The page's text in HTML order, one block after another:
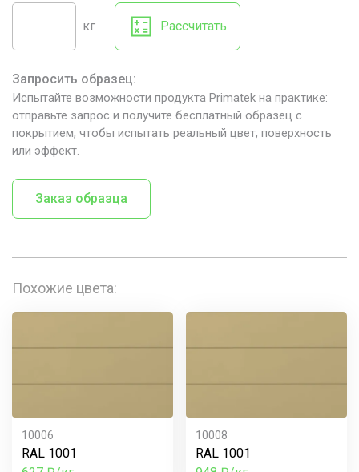
кг Рассчитать
Запросить образец:
Испытайте возможности продукта Primatek на практике:
отправьте запрос и получите бесплатный образец с
покрытием, чтобы испытать реальный цвет, поверхность
или эффект.
Заказ образца
Похожие цвета:
10006
RAL 1001
10008
RAL 1001